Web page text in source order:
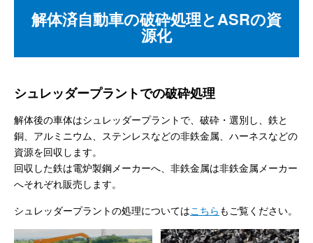
解体済自動車の破砕処理とASRの資
源化
シュレッダープラントでの破砕処理
解体後の車体はシュレッダープラントで、破砕・選別し、鉄と
銅、アルミニウム、ステンレスなどの非鉄金属、ハーネスなどの
資源を回収します。
回収した鉄は電炉製鋼メーカーへ、非鉄金属は非鉄金属メーカー
へそれぞれ販売します。
シュレッダープラントの処理についてはこちら もご覧ください。